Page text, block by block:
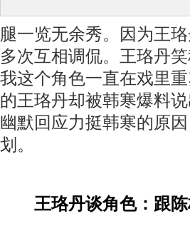
腿一览无余秀。因为王
多次互相调侃。王珞丹
我这个角色一直在戏里
的王珞丹却被韩寒爆料
幽默回应力挺韩寒的原
划。
王珞丹谈角色：跟